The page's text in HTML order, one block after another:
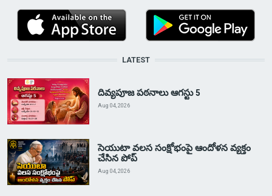
LATEST
దివ్యపూజ పఠనాలు ఆగస్టు 5
Aug 04, 2026
సెయుటా వలస సంక్షోభంపై ఆందోళన వ్యక్తం
చేసిన పోప్
Aug 04, 2026